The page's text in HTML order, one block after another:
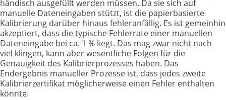
händisch ausgefüllt werden müssen. Da sie sich auf
manuelle Dateneingaben stützt, ist die papierbasierte
Kalibrierung darüber hinaus fehleranfällig. Es ist gemeinhin
akzeptiert, dass die typische Fehlerrate einer manuellen
Dateneingabe bei ca. 1 % liegt. Das mag zwar nicht nach
viel klingen, kann aber wesentliche Folgen für die
Genauigkeit des Kalibrierprozesses haben. Das
Endergebnis manueller Prozesse ist, dass jedes zweite
Kalibrierzertifikat möglicherweise einen Fehler enthalten
könnte.